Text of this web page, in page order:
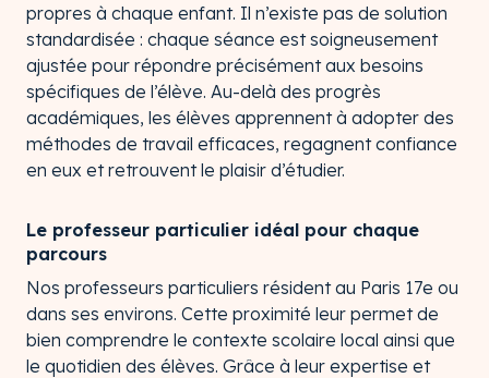
propres à chaque enfant. Il n’existe pas de solution
standardisée : chaque séance est soigneusement
ajustée pour répondre précisément aux besoins
spécifiques de l’élève. Au-delà des progrès
académiques, les élèves apprennent à adopter des
méthodes de travail efficaces, regagnent confiance
en eux et retrouvent le plaisir d’étudier.
Le professeur particulier idéal pour chaque
parcours
Nos professeurs particuliers résident au Paris 17e ou
dans ses environs. Cette proximité leur permet de
bien comprendre le contexte scolaire local ainsi que
le quotidien des élèves. Grâce à leur expertise et